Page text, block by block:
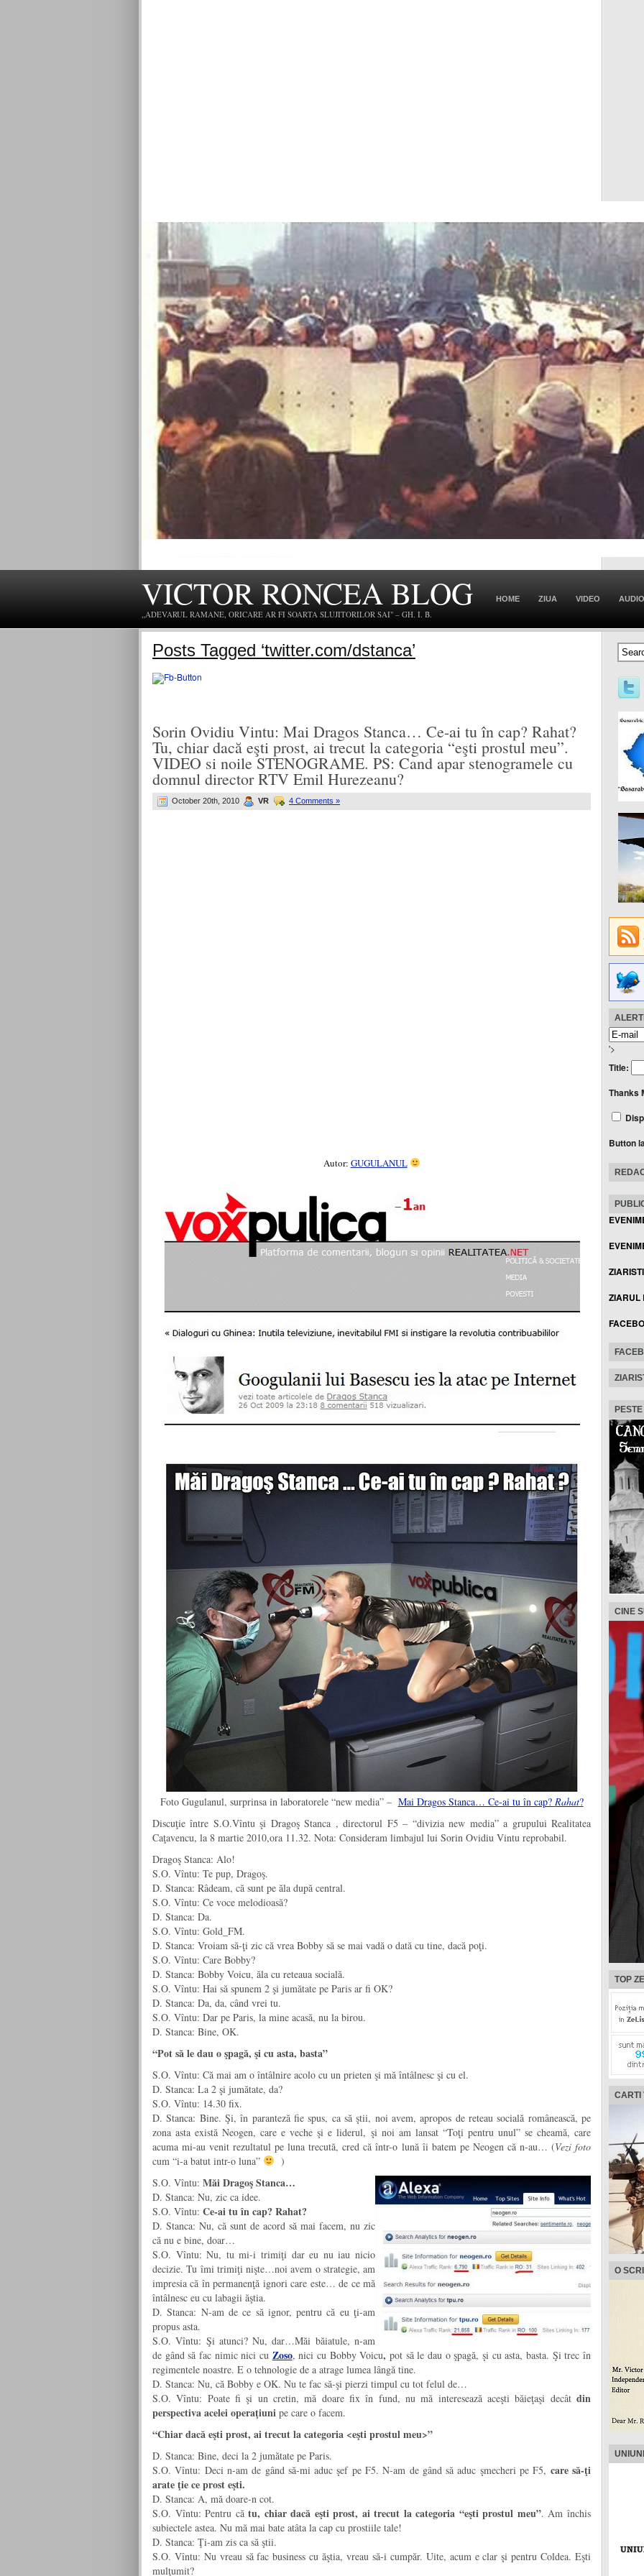
VICTOR RONCEA BLOG
„ADEVARUL RAMANE, ORICARE AR FI SOARTA SLUJITORILOR SAI" – GH. I. B.
HOME ZIUA VIDEO AUDIO
Posts Tagged ‘twitter.com/dstanca’
Sorin Ovidiu Vintu: Mai Dragos Stanca… Ce-ai tu în cap? Rahat?
Tu, chiar dacă eşti prost, ai trecut la categoria “eşti prostul meu”.
VIDEO si noile STENOGRAME. PS: Cand apar stenogramele cu
domnul director RTV Emil Hurezeanu?
October 20th, 2010 VR 4 Comments »
Autor: GUGULANUL
Foto Gugulanul, surprinsa in laboratorele “new media” – Mai Dragos Stanca… Ce-ai tu în cap? Rahat?
Discuţie între S.O.Vîntu şi Dragoş Stanca , directorul F5 – “divizia new media” a grupului Realitatea
Caţavencu, la 8 martie 2010,ora 11.32. Nota: Consideram limbajul lui Sorin Ovidiu Vintu reprobabil.
Dragoş Stanca: Alo!
S.O. Vîntu: Te pup, Dragoş.
D. Stanca: Râdeam, că sunt pe ăla după central.
S.O. Vîntu: Ce voce melodioasă?
D. Stanca: Da.
S.O. Vîntu: Gold_FM.
D. Stanca: Vroiam să-ţi zic că vrea Bobby să se mai vadă o dată cu tine, dacă poţi.
S.O. Vîntu: Care Bobby?
D. Stanca: Bobby Voicu, ăla cu reteaua socială.
S.O. Vîntu: Hai să spunem 2 şi jumătate pe Paris ar fi OK?
D. Stanca: Da, da, când vrei tu.
S.O. Vîntu: Dar pe Paris, la mine acasă, nu la birou.
D. Stanca: Bine, OK.
“Pot să le dau o şpagă, şi cu asta, basta”
S.O. Vîntu: Că mai am o întâlnire acolo cu un prieten şi mă întâlnesc şi cu el.
D. Stanca: La 2 şi jumătate, da?
S.O. Vîntu: 14.30 fix.
D. Stanca: Bine. Şi, în paranteză fie spus, ca să ştii, noi avem, apropos de reteau socială românească, pe
zona asta există Neogen, care e veche şi e liderul, şi noi am lansat “Toţi pentru unul” se cheamă, care
acuma mi-au venit rezultatul pe luna trecută, cred că într-o lună îi batem pe Neogen că n-au… (Vezi foto
cum “i-a batut intr-o luna”
)
S.O. Vîntu: Măi Dragoş Stanca…
D. Stanca: Nu, zic ca idee.
S.O. Vîntu: Ce-ai tu în cap? Rahat?
D. Stanca: Nu, că sunt de acord să mai facem, nu zic
că nu e bine, doar…
S.O. Vîntu: Nu, tu mi-i trimiţi dar eu nu iau nicio
decizie. Tu îmi trimiţi nişte…noi avem o strategie, am
impresia că în permanenţă ignori care este… de ce mă
întâlnesc eu cu labagii ăştia.
D. Stanca: N-am de ce să ignor, pentru că eu ţi-am
propus asta.
S.O. Vîntu: Şi atunci? Nu, dar…Măi băiatule, n-am
de gând să fac nimic nici cu Zoso, nici cu Bobby Voicu, pot să le dau o şpagă, şi cu asta, basta. Şi trec în
regimentele noastre. E o tehnologie de a atrage lumea lângă tine.
D. Stanca: Nu, că Bobby e OK. Nu te fac să-şi pierzi timpul cu tot felul de…
S.O. Vîntu: Poate fi şi un cretin, mă doare fix în fund, nu mă interesează aceşti băieţaşi decât din
perspectiva acelei operaţiuni pe care o facem.
“Chiar dacă eşti prost, ai trecut la categoria <eşti prostul meu>”
D. Stanca: Bine, deci la 2 jumătate pe Paris.
S.O. Vîntu: Deci n-am de gând să-mi aduc şef pe F5. N-am de gând să aduc şmecheri pe F5, care să-ţi
arate ţie ce prost eşti.
D. Stanca: A, mă doare-n cot.
S.O. Vîntu: Pentru cătu, chiar dacă eşti prost, ai trecut la categoria “eşti prostul meu”. Am închis
subiectele astea. Nu mă mai bate atâta la cap cu prostiile tale!
D. Stanca: Ţi-am zis ca să ştii.
S.O. Vîntu: Nu vreau să fac business cu ăştia, vreau să-i cumpăr. Uite, acum e clar şi pentru Coldea. Eşti
mulţumit?
'>
Title:
Thanks
Button
ZIARUL
CINE
TOP
CARTI
O